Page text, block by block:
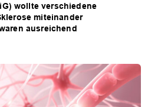
wollte verschiedene
miteinander
ausreichend